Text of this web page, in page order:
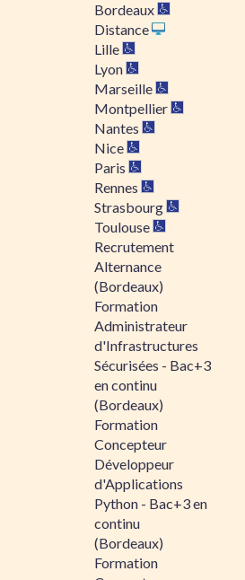
Bordeaux
Distance
Lille
Lyon
Marseille
Montpellier
Nantes
Nice
Paris
Rennes
Strasbourg
Toulouse
Recrutement
Alternance
(Bordeaux)
Formation
Administrateur
d'Infrastructures
Sécurisées - Bac+3
en continu
(Bordeaux)
Formation
Concepteur
Développeur
d'Applications
Python - Bac+3 en
continu
(Bordeaux)
Formation